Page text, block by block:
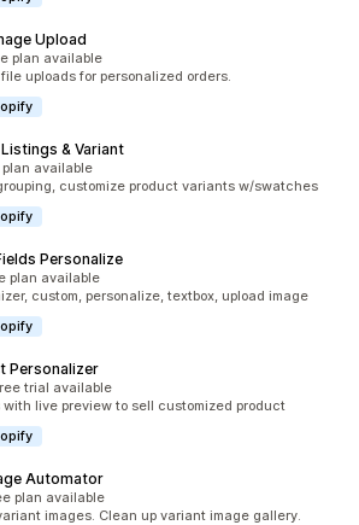
Upload
146
plan available
uploads for personalized orders.
& Variant
55
plan available
customize product variants w/swatches
Personalize
130
plan available
custom, personalize, textbox, upload image
Personalizer
1296
trial available
with live preview to sell customized product
Automator
683
plan available
images. Clean up variant image gallery.